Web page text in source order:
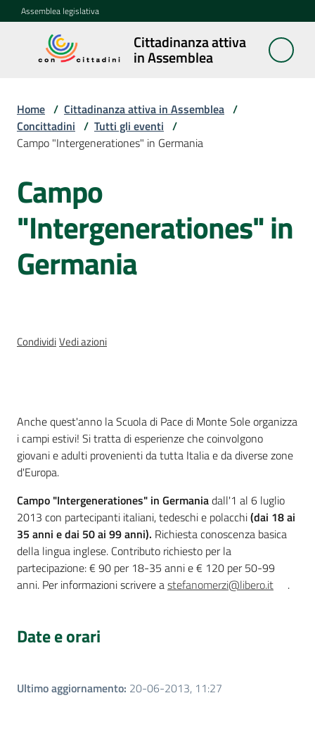
Vai al contenuto
Vai alla navigazione
Vai al footer
Assemblea legislativa
Cittadinanza attiva
in Assemblea
Cittadinanza
attiva in
Concittadini
Porte
aperte
in
Assemblea
Mostre
sulla
Seguici
su
Attività
Home / Cittadinanza attiva in Assemblea /
Concittadini / Tutti gli eventi /
Campo "Intergenerationes" in Germania
Salta al contenuto
Campo
"Intergenerationes" in
Germania
CondividiVedi azioni
Cos'è
Anche quest'anno la Scuola di Pace di Monte Sole organizza
i campi estivi! Si tratta di esperienze che coinvolgono
giovani e adulti provenienti da tutta Italia e da diverse zone
d'Europa.
Campo "Intergenerationes" in Germaniadall'1 al 6 luglio
2013 con partecipanti italiani, tedeschi e polacchi(dai 18 ai
35 anni e dai 50 ai 99 anni). Richiesta conoscenza basica
della lingua inglese. Contributo richiesto per la
partecipazione: € 90 per 18-35 anni e € 120 per 50-99
anni. Per informazioni scrivere astefanomerzi@libero.it .
Date e orari
Ultimo aggiornamento: 20-06-2013, 11:27